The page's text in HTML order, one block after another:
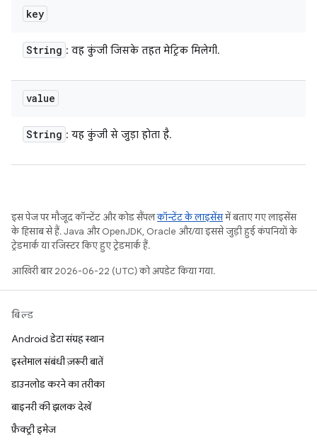
key
String : वह कुंजी जिसके तहत मेट्रिक मिलेगी.
value
String : यह कुंजी से जुड़ा होता है.
इस पेज पर मौजूद कॉन्टेंट और कोड सैंपलकॉन्टेंट के लाइसेंसमें बताए गए लाइसेंस
के हिसाब से हैं. Java और OpenJDK, Oracle और/या इससे जुड़ी हुई कंपनियों के
ट्रेडमार्क या रजिस्टर किए हुए ट्रेडमार्क हैं.
आखिरी बार 2026-06-22 (UTC) को अपडेट किया गया.
बिल्ड
Android डेटा संग्रह स्थान
इस्तेमाल संबंधी ज़रूरी बातें
डाउनलोड करने का तरीका
बाइनरी की झलक देखें
फ़ैक्ट्री इमेज